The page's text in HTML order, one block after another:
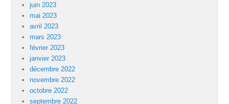
juin 2023
mai 2023
avril 2023
mars 2023
février 2023
janvier 2023
décembre 2022
novembre 2022
octobre 2022
septembre 2022